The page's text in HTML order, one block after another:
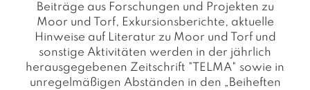
Beiträge aus Forschungen und Projekten zu
Moor und Torf, Exkursionsberichte, aktuelle
Hinweise auf Literatur zu Moor und Torf und
sonstige Aktivitäten werden in der jährlich
herausgegebenen Zeitschrift "TELMA" sowie in
unregelmäßigen Abständen in den „Beiheften